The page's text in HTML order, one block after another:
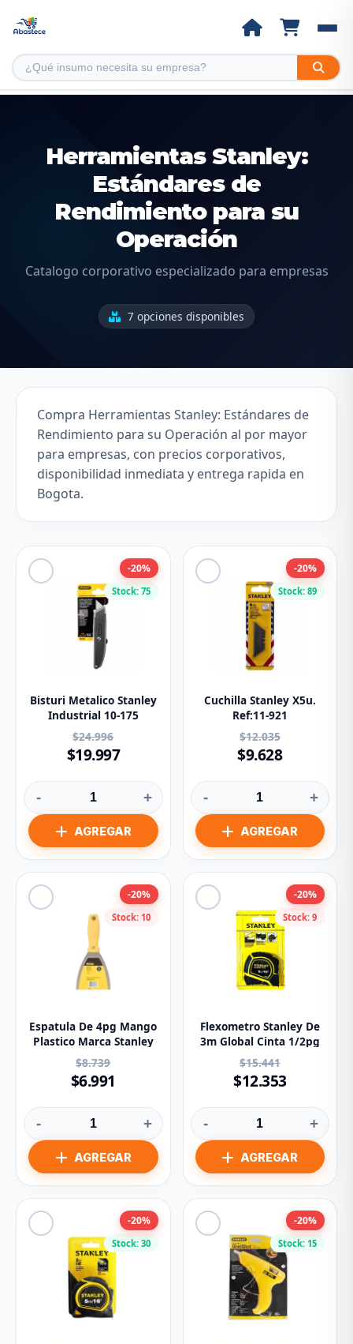
Herramientas Stanley:
Estándares de
Rendimiento para su
Operación
Catalogo corporativo especializado para empresas
7 opciones disponibles
Compra Herramientas Stanley: Estándares de
Rendimiento para su Operación al por mayor
para empresas, con precios corporativos,
disponibilidad inmediata y entrega rapida en
Bogota.
Stock: 75
-20%
Bisturi Metalico Stanley
Industrial 10-175
$24.996
$19.997
- +
Stock: 89
-20%
Cuchilla Stanley X5u.
Ref:11-921
$12.035
$9.628
- +
Stock: 10
-20%
Espatula De 4pg Mango
Plastico Marca Stanley
$8.739
$6.991
- +
Stock: 9
-20%
Flexometro Stanley De
3m Global Cinta 1/2pg
$15.441
$12.353
- +
Stock: 30
-20%
Stock: 15
-20%